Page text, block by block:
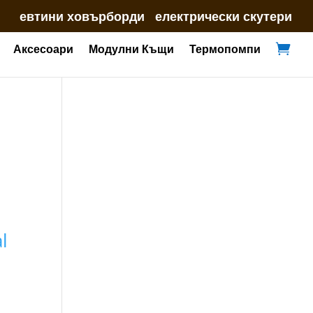
евтини ховърборди електрически скутери
Аксесоари Модулни Къщи Термопомпи 